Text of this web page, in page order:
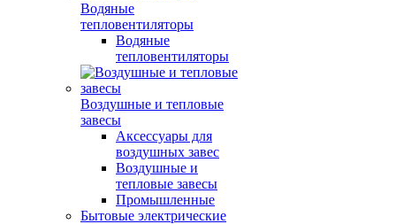
Водяные
тепловентиляторы
Водяные
тепловентиляторы
Воздушные и тепловые
завесы
Аксессуары для
воздушных завес
Воздушные и
тепловые завесы
Промышленные
Бытовые электрические